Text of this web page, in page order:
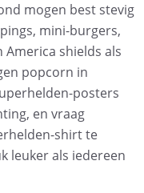
mogen best stevig
mini-burgers,
America shields als
popcorn in
posters
en vraag
shirt te
leuker als iedereen